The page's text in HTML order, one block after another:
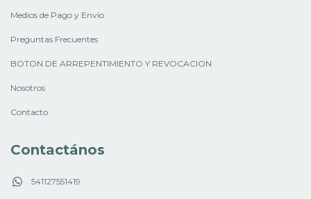
Medios de Pago y Envío
Preguntas Frecuentes
BOTON DE ARREPENTIMIENTO Y REVOCACION
Nosotros
Contacto
Contactános
541127551419